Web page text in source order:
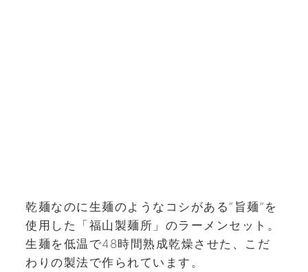
乾麺なのに生麺のようなコシがある“旨麺”を
使用した「福山製麺所」のラーメンセット。
生麺を低温で48時間熟成乾燥させた、こだ
わりの製法で作られています。